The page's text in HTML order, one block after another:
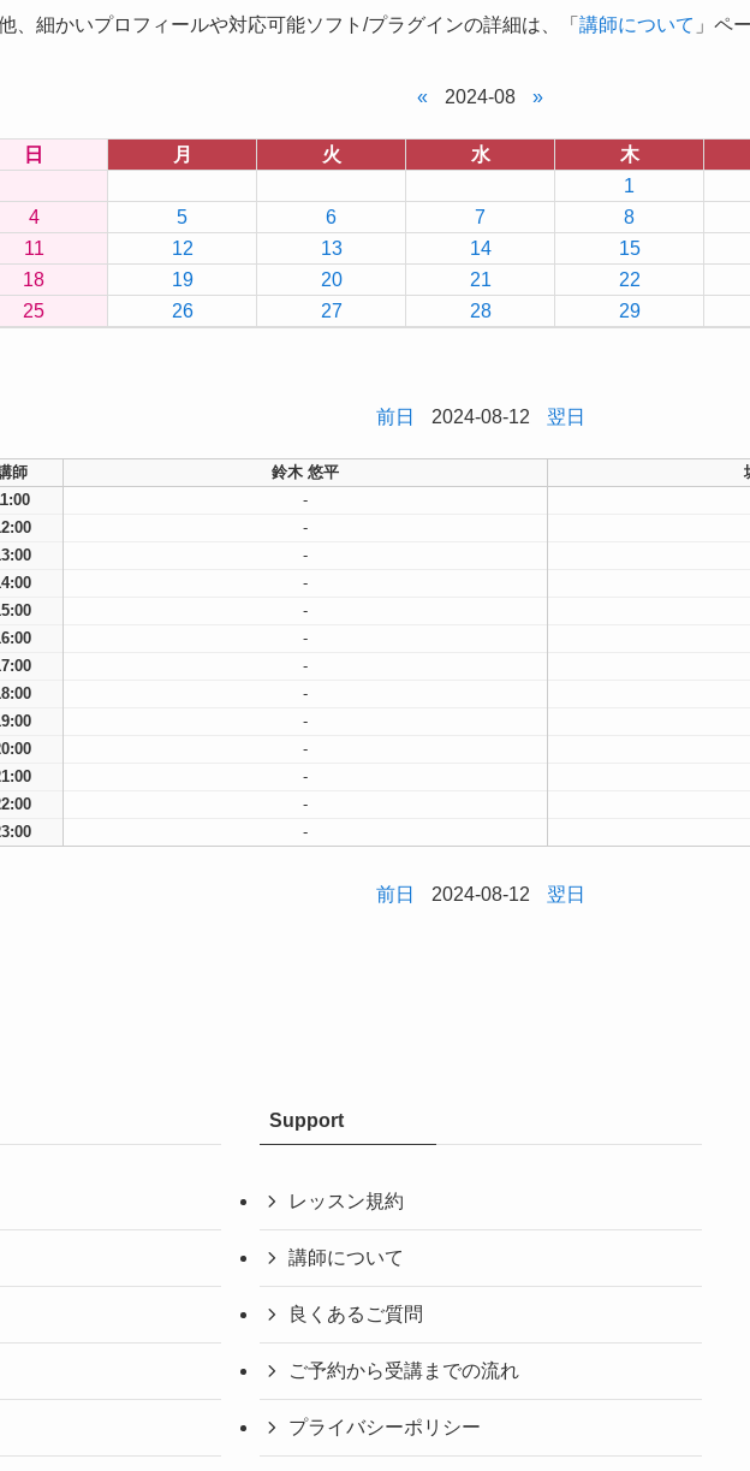
、細かいプロフィールや対応可能ソフト/プラグインの詳細は、「 講師について 」ペ
« 2024-08 »
日 月 火 水 木
1
4
5 6 7 8
11
12 13 14 15
18
19 20 21 22
25
26 27 28 29
前日 2024-08-12 翌日
師 鈴木 悠平
-
-
-
-
-
-
-
-
-
-
-
-
-
前日 2024-08-12 翌日
Support
レッスン規約
講師について
良くあるご質問
ご予約から受講までの流れ
プライバシーポリシー